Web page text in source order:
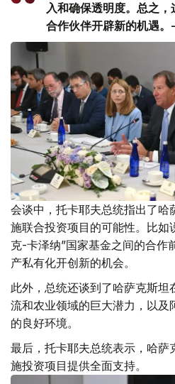
入和确保透明度。总之
合作伙伴开辟新的机遇。-
会谈中，托卡耶夫总统指出了哈
施联合投资项目的可能性。比如
克-卡泽纳”国家基金之间的合作
产私有化开创新的机会。
此外，总统还谈到了哈萨克斯坦
流和农业领域的巨大潜力，以及
的良好环境。
最后，托卡耶夫总统表示，哈萨
施投资项目提供全面支持。